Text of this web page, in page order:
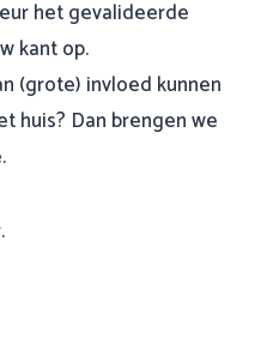
het gevalideerde
kant op.
(grote) invloed kunnen
huis? Dan brengen we